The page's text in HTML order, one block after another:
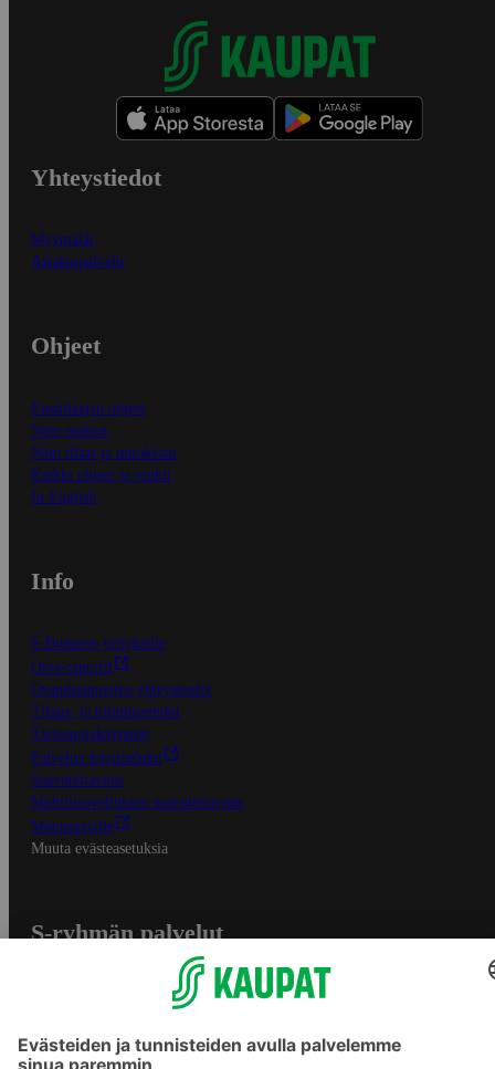
Yhteystiedot
Myymälät
Asiakaspalvelu
Ohjeet
Ensitilaajan ohjeet
Näin maksat
Näin tilaat ja muokkaat
Kaikki ohjeet ja vinkit
In English
Info
S-Business yrityksille
Oiva-raportit
Osuuskauppojen yhteystiedot
Tilaus- ja toimitusehdot
Tietosuojakäytäntö
Palvelun käyttöehdot
Saavutettavuus
Mobiilisovelluksen saavutettavuus
Mainostajalle
Muuta evästeasetuksia
S-ryhmän palvelut
Yhteishyvä Ruoka -sovellus